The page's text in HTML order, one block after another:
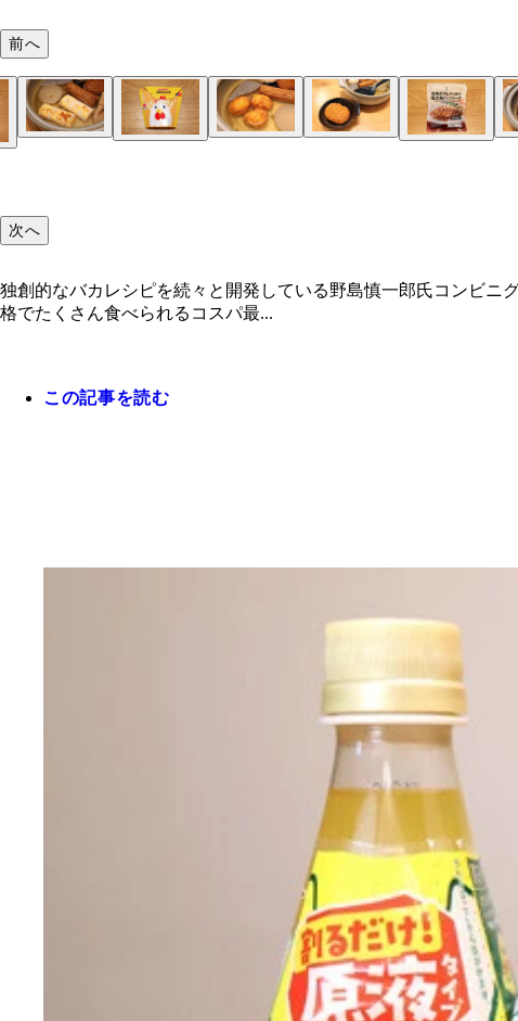
独創的なバカレシピを続々と開発している野島慎一郎
じゅわっと肉汁 国産豚の大焼売（ファミマル）
粗びき肉とふわっとした皮がだしをよく吸い、圧倒的
たんぱく質7.8g チーズかまぼこ4種のチーズ（ファミマ
かまぼこがおでんに合うのは言わずもがな。練り込
あっさり若鶏むね肉のからあげクンなら、おでんのだ
コロッケそばがあるんだから、コロッケおでんだっ
和風おろしソースの直火焼ハンバーグ（セブンプレミ
プレーンなハンバーグを入れても問題ないが、大根は
ささみチーズカツ（セブンプレミアム）
甘酢系のタレとだしの組み合わせは好みが分かれそ
先にスープだけを入れるとピリ辛トマトおでん風に
札幌生ラーメン 中太麺＋ラーメンスープ 濃厚味噌（
おでんをある程度食べたら味噌スープとゆでた中華麺
キーマカレー＋うどん（ファミマル）
余っただしに冷凍うどんを入れて再加熱。麺がほぐれ
おでんのデザートなら雪見だいふく一択。冷めただし
前へ
次へ
独創的なバカレシピを続々と開発している野島慎一郎氏コンビ
格でたくさん食べられるコスパ最...
この記事を読む